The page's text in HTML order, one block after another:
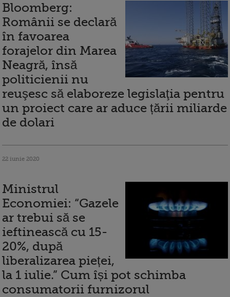
Bloomberg:
Românii se declară
în favoarea
forajelor din Marea
Neagră, însă
politicienii nu
reuşesc să elaboreze legislaţia pentru
un proiect care ar aduce țării miliarde
de dolari
22 iunie 2020
Ministrul
Economiei: “Gazele
ar trebui să se
ieftinească cu 15-
20%, după
liberalizarea pieței,
la 1 iulie.” Cum își pot schimba
consumatorii furnizorul